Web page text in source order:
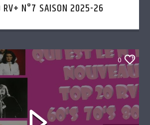
RV+ N°7 SAISON 2025-26
0